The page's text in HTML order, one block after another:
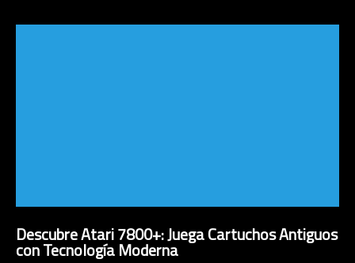
Descubre Atari 7800+: Juega Cartuchos Antiguos
con Tecnología Moderna